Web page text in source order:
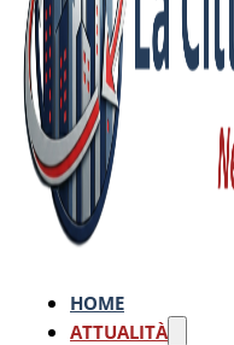
HOME
ATTUALITÀ